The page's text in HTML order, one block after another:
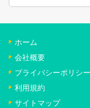
ホーム
会社概要
プライバシーポリシー
利用規約
サイトマップ